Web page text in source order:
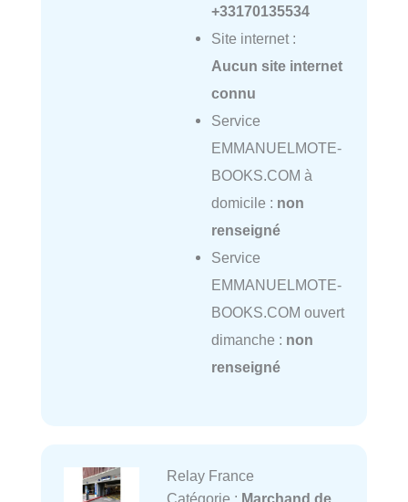
+33170135534
Site internet :
Aucun site internet
connu
Service
EMMANUELMOTE-
BOOKS.COM à
domicile : non
renseigné
Service
EMMANUELMOTE-
BOOKS.COM ouvert
dimanche : non
renseigné
Relay France
Catégorie : Marchand de